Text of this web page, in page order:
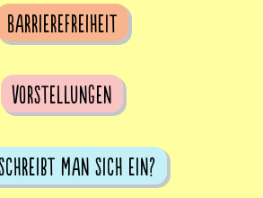
Barrierefreiheit
Vorstellungen
man sich ein?